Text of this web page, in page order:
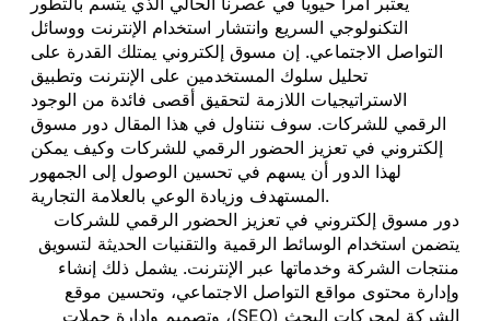
التكنولوجي السريع وانتشار استخدام الإنترنت ووسائل
التواصل الاجتماعي. إن مسوق إلكتروني يمتلك القدرة على
تحليل سلوك المستخدمين على الإنترنت وتطبيق
الاستراتيجيات اللازمة لتحقيق أقصى فائدة من الوجود
الرقمي للشركات. سوف نتناول في هذا المقال دور مسوق
إلكتروني في تعزيز الحضور الرقمي للشركات وكيف يمكن
لهذا الدور أن يسهم في تحسين الوصول إلى الجمهور
المستهدف وزيادة الوعي بالعلامة التجارية.
دور مسوق إلكتروني في تعزيز الحضور الرقمي للشركات
يتضمن استخدام الوسائط الرقمية والتقنيات الحديثة لتسويق
منتجات الشركة وخدماتها عبر الإنترنت. يشمل ذلك إنشاء
وإدارة محتوى مواقع التواصل الاجتماعي، وتحسين موقع
الشركة لمحركات البحث (SEO)، وتصميم وإدارة حملات